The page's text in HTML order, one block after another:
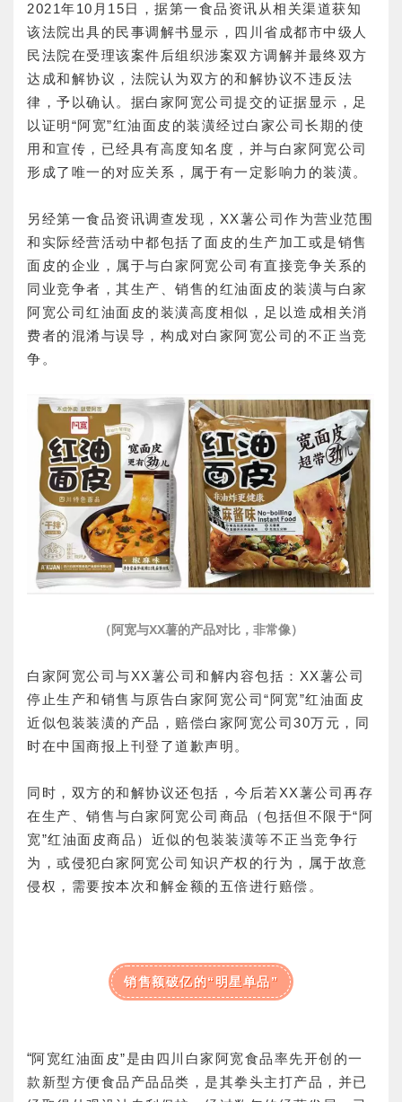
2021年10月15日，据第一食品资讯从相关渠道获知
该法院出具的民事调解书显示，四川省成都市中级人
民法院在受理该案件后组织涉案双方调解并最终双方
达成和解协议，法院认为双方的和解协议不违反法
律，予以确认。据白家阿宽公司提交的证据显示，足
以证明“阿宽”红油面皮的装潢经过白家公司长期的使
用和宣传，已经具有高度知名度，并与白家阿宽公司
形成了唯一的对应关系，属于有一定影响力的装潢。
另经第一食品资讯调查发现，XX薯公司作为营业范围
和实际经营活动中都包括了面皮的生产加工或是销售
面皮的企业，属于与白家阿宽公司有直接竞争关系的
同业竞争者，其生产、销售的红油面皮的装潢与白家
阿宽公司红油面皮的装潢高度相似，足以造成相关消
费者的混淆与误导，构成对白家阿宽公司的不正当竞
争。
（阿宽与XX薯的产品对比，非常像）
白家阿宽公司与XX薯公司和解内容包括：XX薯公司
停止生产和销售与原告白家阿宽公司“阿宽”红油面皮
近似包装装潢的产品，赔偿白家阿宽公司30万元，同
时在中国商报上刊登了道歉声明。
同时，双方的和解协议还包括，今后若XX薯公司再存
在生产、销售与白家阿宽公司商品（包括但不限于“阿
宽”红油面皮商品）近似的包装装潢等不正当竞争行
为，或侵犯白家阿宽公司知识产权的行为，属于故意
侵权，需要按本次和解金额的五倍进行赔偿。
销售额破亿的“明星单品”
“阿宽红油面皮”是由四川白家阿宽食品率先开创的一
款新型方便食品产品品类，是其拳头主打产品，并已